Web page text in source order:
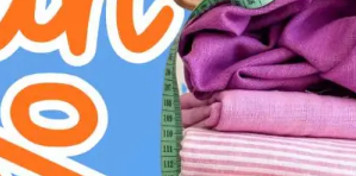
11,90€ / m DETALJI